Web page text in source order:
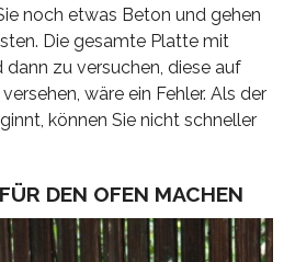
noch etwas Beton und gehen
Die gesamte Platte mit
zu versuchen, diese auf
wäre ein Fehler. Als der
können Sie nicht schneller
DEN OFEN MACHEN